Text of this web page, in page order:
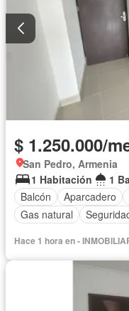
$ 1.250.000/
San Pedro, Armenia
1 Habitación
1
Balcón
Aparcadero
Gas natural
Hace 1 hora en -